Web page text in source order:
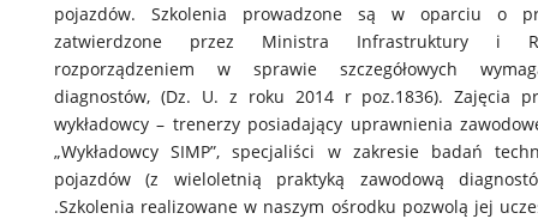
pojazdów. Szkolenia prowadzone są w oparciu o
zatwierdzone przez Ministra Infrastruktury i
rozporządzeniem w sprawie szczegółowych
diagnostów, (Dz. U. z roku 2014 r poz.1836). Zajęcia
wykładowcy – trenerzy posiadający uprawnienia
„Wykładowcy SIMP”, specjaliści w zakresie badań
pojazdów (z wieloletnią praktyką zawodową
.Szkolenia realizowane w naszym ośrodku pozwolą jej